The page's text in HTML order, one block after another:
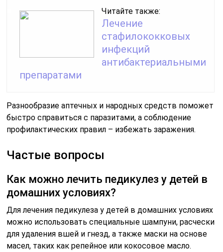
Читайте также:
Лечение
стафилококковых
инфекций
антибактериальными
препаратами
Разнообразие аптечных и народных средств поможет
быстро справиться с паразитами, а соблюдение
профилактических правил – избежать заражения.
Частые вопросы
Как можно лечить педикулез у детей в
домашних условиях?
Для лечения педикулеза у детей в домашних условиях
можно использовать специальные шампуни, расчески
для удаления вшей и гнезд, а также маски на основе
масел, таких как репейное или кокосовое масло.